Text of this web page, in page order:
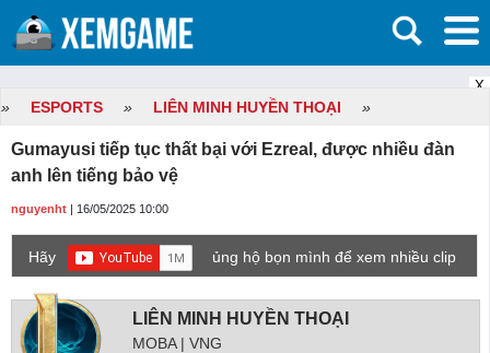
X
» ESPORTS » LIÊN MINH HUYỀN THOẠI »
Gumayusi tiếp tục thất bại với Ezreal, được nhiều đàn
anh lên tiếng bảo vệ
nguyenht | 16/05/2025 10:00
Hãy
ủng hộ bọn mình để xem nhiều clip
LIÊN MINH HUYỀN THOẠI
MOBA | VNG